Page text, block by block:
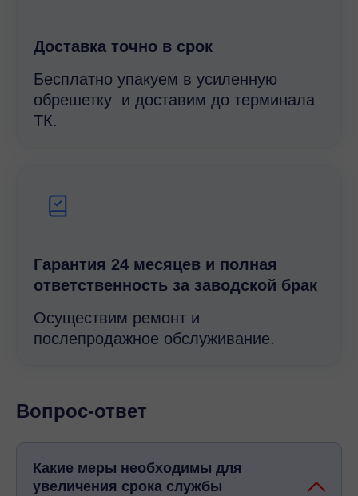
Доставка точно в срок
Бесплатно упакуем в усиленную
обрешетку и доставим до терминала
ТК.
Гарантия 24 месяцев и полная
ответственность за заводской брак
Осуществим ремонт и
послепродажное обслуживание.
Вопрос-ответ
Какие меры необходимы для
увеличения срока службы